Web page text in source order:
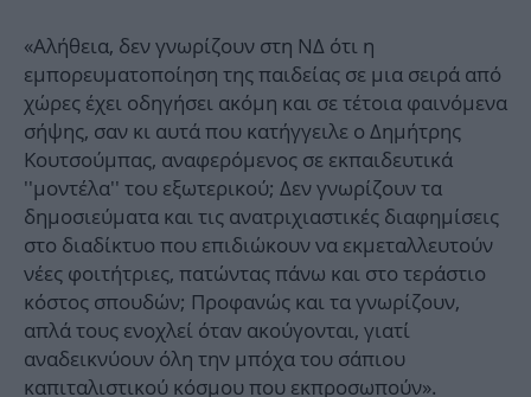
«Αλήθεια, δεν γνωρίζουν στη ΝΔ ότι η
εμπορευματοποίηση της παιδείας σε μια σειρά από
χώρες έχει οδηγήσει ακόμη και σε τέτοια φαινόμενα
σήψης, σαν κι αυτά που κατήγγειλε ο Δημήτρης
Κουτσούμπας, αναφερόμενος σε εκπαιδευτικά
''μοντέλα'' του εξωτερικού; Δεν γνωρίζουν τα
δημοσιεύματα και τις ανατριχιαστικές διαφημίσεις
στο διαδίκτυο που επιδιώκουν να εκμεταλλευτούν
νέες φοιτήτριες, πατώντας πάνω και στο τεράστιο
κόστος σπουδών; Προφανώς και τα γνωρίζουν,
απλά τους ενοχλεί όταν ακούγονται, γιατί
αναδεικνύουν όλη την μπόχα του σάπιου
καπιταλιστικού κόσμου που εκπροσωπούν».